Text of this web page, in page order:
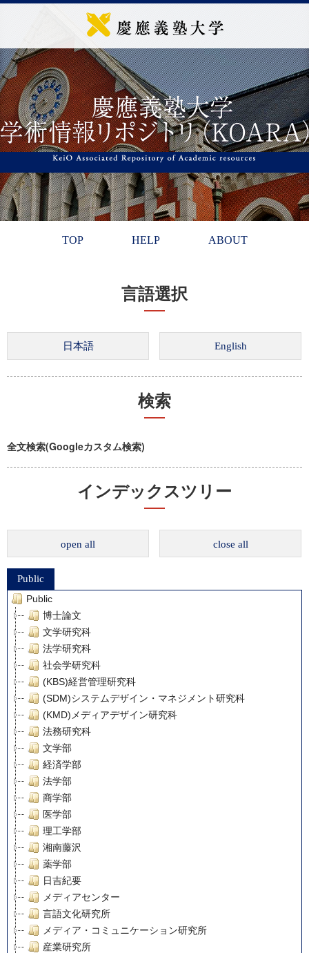
TOP HELP ABOUT
言語選択
検索
全文検索(Googleカスタム検索)
インデックスツリー
open all close all
Public
Public
博士論文
文学研究科
法学研究科
社会学研究科
(KBS)経営管理研究科
(SDM)システムデザイン・マネジメント研究科
(KMD)メディアデザイン研究科
法務研究科
文学部
経済学部
法学部
商学部
医学部
理工学部
湘南藤沢
薬学部
日吉紀要
メディアセンター
言語文化研究所
メディア・コミュニケーション研究所
産業研究所